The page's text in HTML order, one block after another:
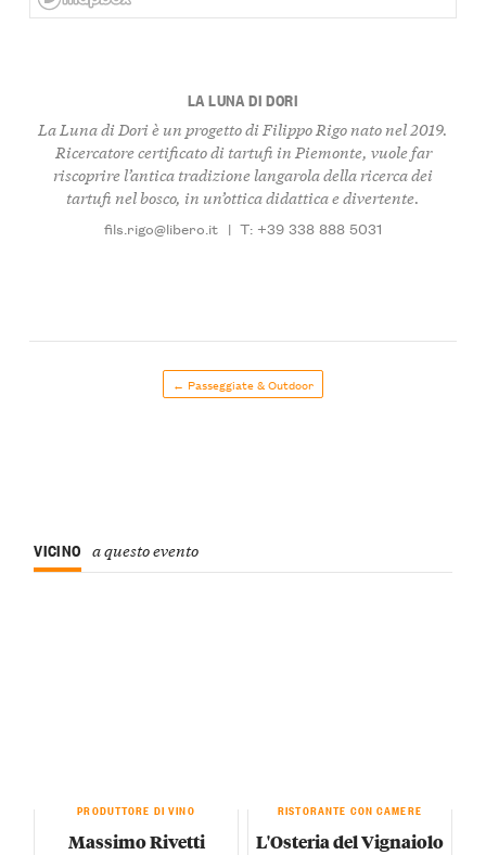
LA LUNA DI DORI
La Luna di Dori è un progetto di Filippo Rigo nato nel 2019.
Ricercatore certificato di tartufi in Piemonte, vuole far
riscoprire l’antica tradizione langarola della ricerca dei
tartufi nel bosco, in un’ottica didattica e divertente.
fils.rigo@libero.it | T: +39 338 888 5031
← Passeggiate & Outdoor
VICINO a questo evento
PRODUTTORE DI VINO
Massimo Rivetti
RISTORANTE CON CAMERE
L'Osteria del Vignaiolo